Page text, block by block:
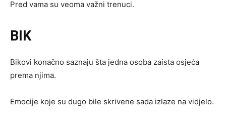
Pred vama su veoma važni trenuci.
BIK
Bikovi konačno saznaju šta jedna osoba zaista osjeća
prema njima.
Emocije koje su dugo bile skrivene sada izlaze na vidjelo.